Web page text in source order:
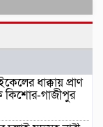
ধাক্কায় প্রাণ
গাজীপুর